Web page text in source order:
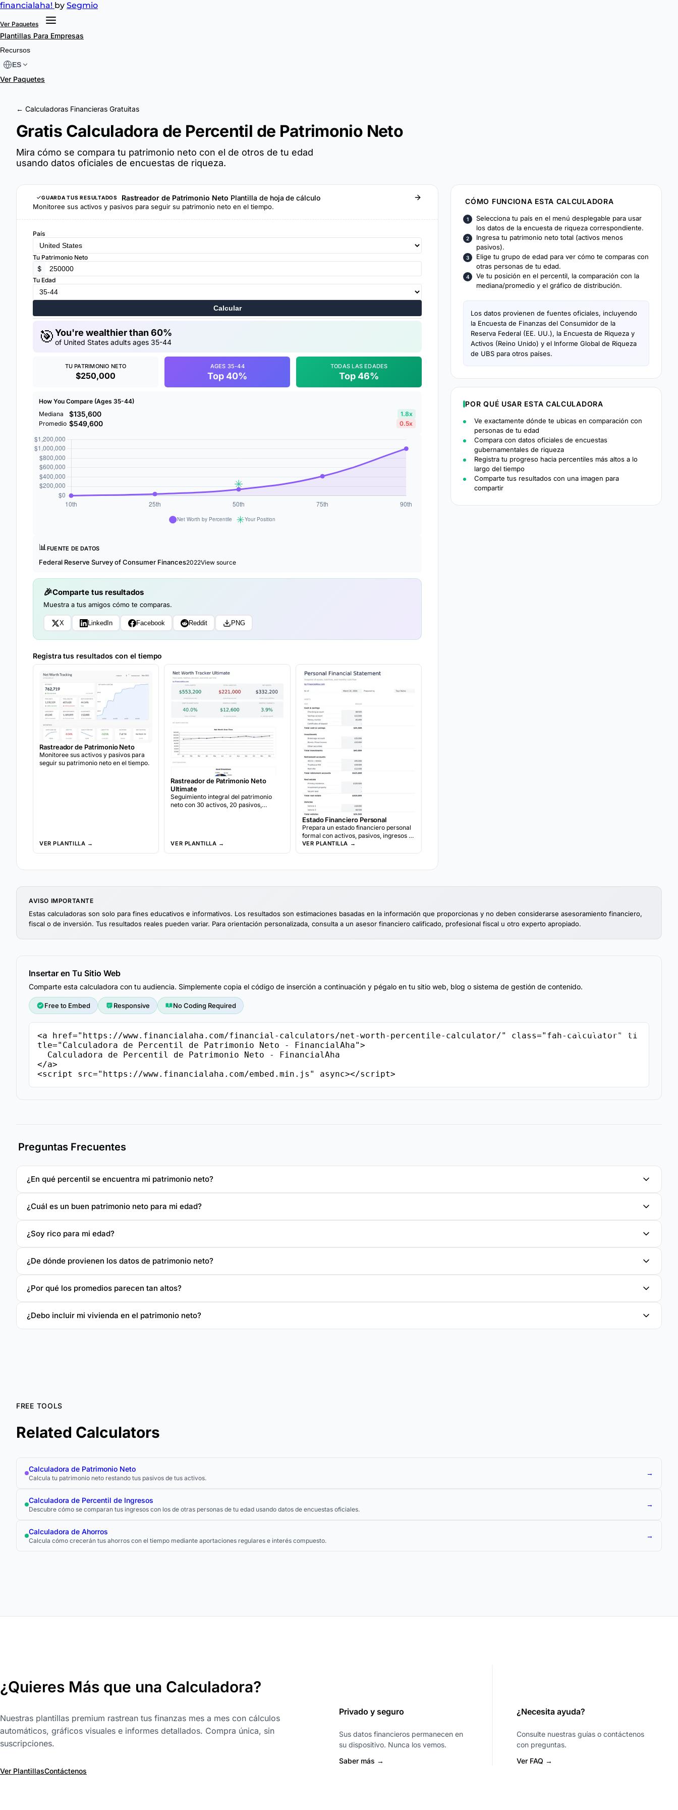
financialaha! by Segmio
Ver Paquetes
Plantillas Para Empresas
Recursos
ES
Ver Paquetes
← Calculadoras Financieras Gratuitas
Gratis Calculadora de Percentil de Patrimonio Neto
Mira cómo se compara tu patrimonio neto con el de otros de tu edad
usando datos oficiales de encuestas de riqueza.
GUARDA TUS RESULTADOS Rastreador de Patrimonio Neto Plantilla de hoja de cálculo
Monitoree sus activos y pasivos para seguir su patrimonio neto en el tiempo.
País
Tu Patrimonio Neto
$
Tu Edad
Calcular
🎯You're wealthier than 60%
of United States adults ages 35-44
TU PATRIMONIO NETO
$250,000
AGES 35-44
Top 40%
TODAS LAS EDADES
Top 46%
How You Compare (Ages 35-44)
Mediana
$135,600
1.8x
Promedio $549,600 0.5x
📊FUENTE DE DATOS
Federal Reserve Survey of Consumer Finances2022View source
Comparte tus resultados
Muestra a tus amigos cómo te comparas.
X LinkedIn Facebook Reddit PNG
Registra tus resultados con el tiempo
Rastreador de Patrimonio Neto
Monitoree sus activos y pasivos para
seguir su patrimonio neto en el tiempo.
VER PLANTILLA →
Rastreador de Patrimonio Neto
Ultimate
Seguimiento integral del patrimonio
neto con 30 activos, 20 pasivos,
VER PLANTILLA →
Estado Financiero Personal
Prepara un estado financiero personal
formal con activos, pasivos, ingresos y
gastos. Frecuentemente usado para
solicitudes de prestamos bancarios o
VER PLANTILLA →
CÓMO FUNCIONA ESTA CALCULADORA
Selecciona tu país en el menú desplegable para usar
los datos de la encuesta de riqueza correspondiente.
Ingresa tu patrimonio neto total (activos menos
pasivos).
Elige tu grupo de edad para ver cómo te comparas con
otras personas de tu edad.
Ve tu posición en el percentil, la comparación con la
mediana/promedio y el gráfico de distribución.
Los datos provienen de fuentes oficiales, incluyendo
la Encuesta de Finanzas del Consumidor de la
Reserva Federal (EE. UU.), la Encuesta de Riqueza y
Activos (Reino Unido) y el Informe Global de Riqueza
de UBS para otros países.
POR QUÉ USAR ESTA CALCULADORA
Ve exactamente dónde te ubicas en comparación con
personas de tu edad
Compara con datos oficiales de encuestas
gubernamentales de riqueza
Registra tu progreso hacia percentiles más altos a lo
largo del tiempo
Comparte tus resultados con una imagen para
compartir
AVISO IMPORTANTE
Estas calculadoras son solo para fines educativos e informativos. Los resultados son estimaciones basadas en la información que proporcionas y no deben considerarse asesoramiento financiero,
fiscal o de inversión. Tus resultados reales pueden variar. Para orientación personalizada, consulta a un asesor financiero calificado, profesional fiscal u otro experto apropiado.
Insertar en Tu Sitio Web
Comparte esta calculadora con tu audiencia. Simplemente copia el código de inserción a continuación y pégalo en tu sitio web, blog o sistema de gestión de contenido.
Free to Embed Responsive No Coding Required
<a href="https://www.financialaha.com/financial-calculators/net-worth-percentile-calculator/" class="fah-calculator" ti
tle="Calculadora de Percentil de Patrimonio Neto - FinancialAha">
</a>
<script src="https://www.financialaha.com/embed.min.js" async></script>
Copiar Código de Inserción
Preguntas Frecuentes
¿En qué percentil se encuentra mi patrimonio neto?
¿Cuál es un buen patrimonio neto para mi edad?
¿Soy rico para mi edad?
¿De dónde provienen los datos de patrimonio neto?
¿Por qué los promedios parecen tan altos?
¿Debo incluir mi vivienda en el patrimonio neto?
FREE TOOLS
Related Calculators
Calculadora de Patrimonio Neto
Calcula tu patrimonio neto restando tus pasivos de tus activos.
→
Calculadora de Percentil de Ingresos
Descubre cómo se comparan tus ingresos con los de otras personas de tu edad usando datos de encuestas oficiales.
→
Calculadora de Ahorros
Calcula cómo crecerán tus ahorros con el tiempo mediante aportaciones regulares e interés compuesto.
→
¿Quieres Más que una Calculadora?
Nuestras plantillas premium rastrean tus finanzas mes a mes con cálculos
automáticos, gráficos visuales e informes detallados. Compra única, sin
suscripciones.
Ver PlantillasContáctenos
Privado y seguro
Sus datos financieros permanecen en
su dispositivo. Nunca los vemos.
Saber más →
¿Necesita ayuda?
Consulte nuestras guías o contáctenos
con preguntas.
Ver FAQ →